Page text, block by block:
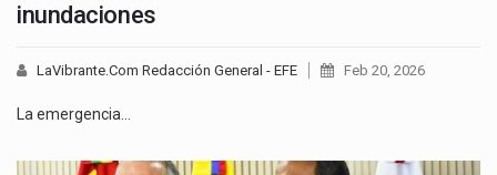
inundaciones
LaVibrante.Com Redacción General - EFE Feb 20, 2026
La emergencia…